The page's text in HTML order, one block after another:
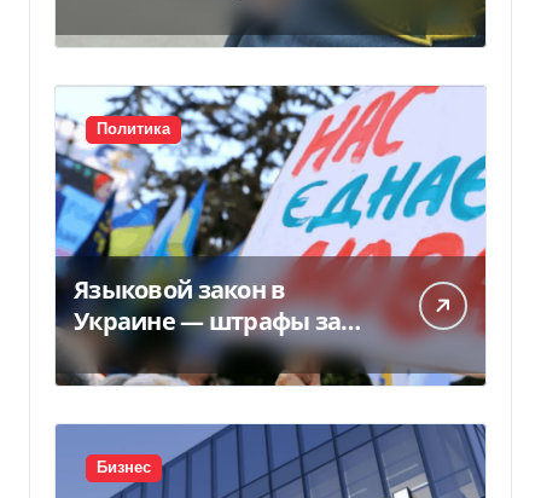
Политика
Языковой закон в
Украине — штрафы за
нарушение вырастут до
170 тысяч
Бизнес